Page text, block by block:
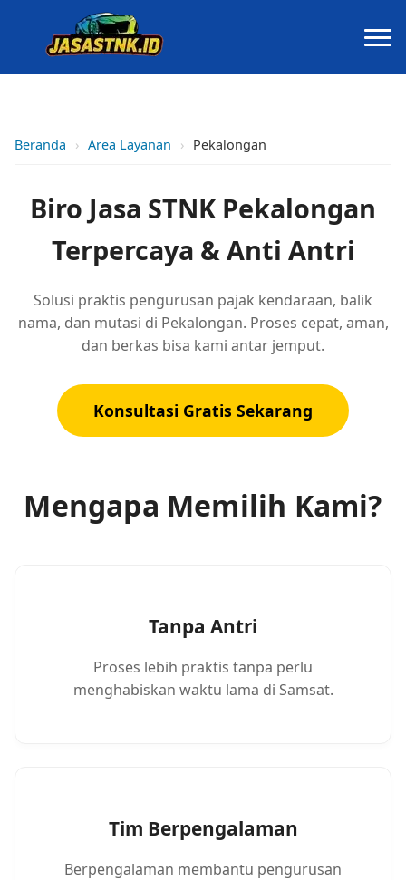
Beranda › Area Layanan › Pekalongan
Biro Jasa STNK Pekalongan
Terpercaya & Anti Antri
Solusi praktis pengurusan pajak kendaraan, balik
nama, dan mutasi di Pekalongan. Proses cepat, aman,
dan berkas bisa kami antar jemput.
Konsultasi Gratis Sekarang
Mengapa Memilih Kami?
Tanpa Antri
Proses lebih praktis tanpa perlu
menghabiskan waktu lama di Samsat.
Tim Berpengalaman
Berpengalaman membantu pengurusan